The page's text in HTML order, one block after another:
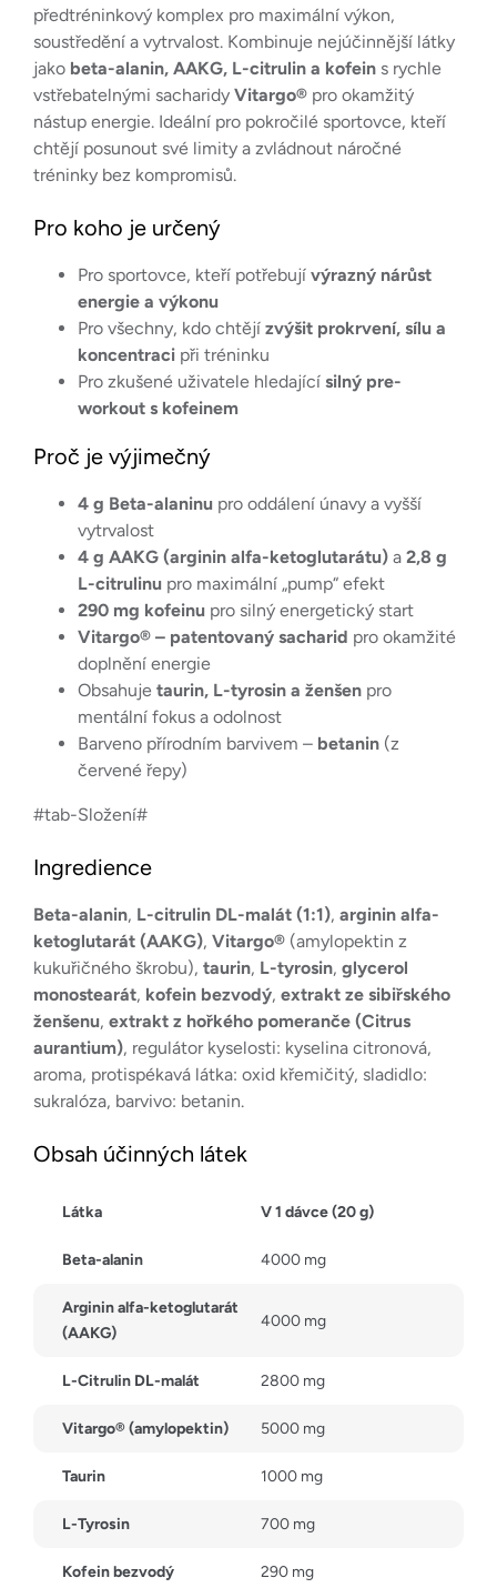
předtréninkový komplex pro maximální výkon,
soustředění a vytrvalost. Kombinuje nejúčinnější látky
jako beta-alanin, AAKG, L-citrulin a kofein s rychle
vstřebatelnými sacharidy Vitargo® pro okamžitý
nástup energie. Ideální pro pokročilé sportovce, kteří
chtějí posunout své limity a zvládnout náročné
tréninky bez kompromisů.
Pro koho je určený
Pro sportovce, kteří potřebují výrazný nárůst
energie a výkonu
Pro všechny, kdo chtějí zvýšit prokrvení, sílu a
koncentraci při tréninku
Pro zkušené uživatele hledající silný pre-
workout s kofeinem
Proč je výjimečný
4 g Beta-alaninu pro oddálení únavy a vyšší
vytrvalost
4 g AAKG (arginin alfa-ketoglutarátu) a 2,8 g
L-citrulinu pro maximální „pump“ efekt
290 mg kofeinu pro silný energetický start
Vitargo® – patentovaný sacharid pro okamžité
doplnění energie
Obsahuje taurin, L-tyrosin a ženšen pro
mentální fokus a odolnost
Barveno přírodním barvivem – betanin (z
červené řepy)
#tab-Složení#
Ingredience
Beta-alanin, L-citrulin DL-malát (1:1), arginin alfa-
ketoglutarát (AAKG), Vitargo® (amylopektin z
kukuřičného škrobu), taurin, L-tyrosin, glycerol
monostearát, kofein bezvodý, extrakt ze sibiřského
ženšenu, extrakt z hořkého pomeranče (Citrus
aurantium), regulátor kyselosti: kyselina citronová,
aroma, protispékavá látka: oxid křemičitý, sladidlo:
sukralóza, barvivo: betanin.
Obsah účinných látek
Látka V 1 dávce (20 g)
Beta-alanin 4000 mg
Arginin alfa-ketoglutarát
(AAKG)
4000 mg
L-Citrulin DL-malát 2800 mg
Vitargo® (amylopektin) 5000 mg
Taurin 1000 mg
L-Tyrosin 700 mg
Kofein bezvodý 290 mg